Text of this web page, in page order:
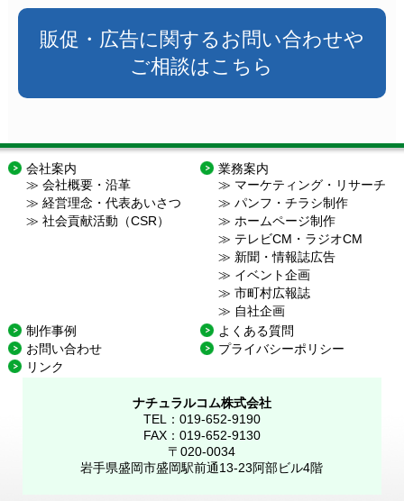
販促・広告に関するお問い合わせや
ご相談はこちら
会社案内
会社概要・沿革
経営理念・代表あいさつ
社会貢献活動（CSR）
業務案内
マーケティング・リサーチ
パンフ・チラシ制作
ホームページ制作
テレビCM・ラジオCM
新聞・情報誌広告
イベント企画
市町村広報誌
自社企画
制作事例
よくある質問
お問い合わせ
プライバシーポリシー
リンク
ナチュラルコム株式会社
TEL：019-652-9190
FAX：019-652-9130
〒020-0034
岩手県盛岡市盛岡駅前通13-23阿部ビル4階